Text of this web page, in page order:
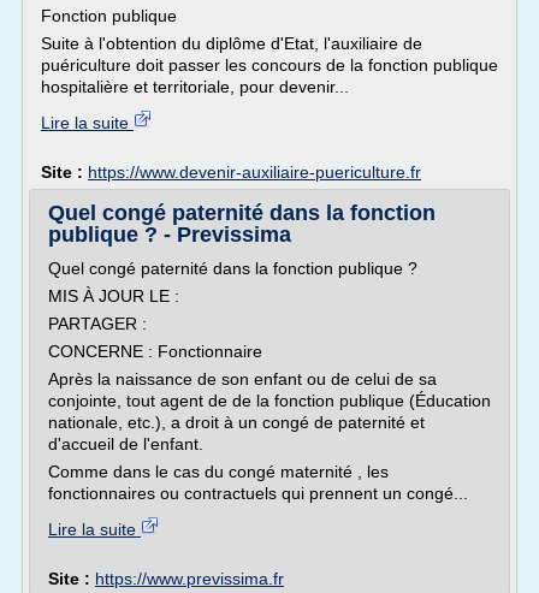
Fonction publique
Suite à l'obtention du diplôme d'Etat, l'auxiliaire de
puériculture doit passer les concours de la fonction publique
hospitalière et territoriale, pour devenir...
Lire la suite
Site : https://www.devenir-auxiliaire-puericulture.fr
Quel congé paternité dans la fonction
publique ? - Previssima
Quel congé paternité dans la fonction publique ?
MIS À JOUR LE :
PARTAGER :
CONCERNE : Fonctionnaire
Après la naissance de son enfant ou de celui de sa
conjointe, tout agent de de la fonction publique (Éducation
nationale, etc.), a droit à un congé de paternité et
d'accueil de l'enfant.
Comme dans le cas du congé maternité , les
fonctionnaires ou contractuels qui prennent un congé...
Lire la suite
Site : https://www.previssima.fr